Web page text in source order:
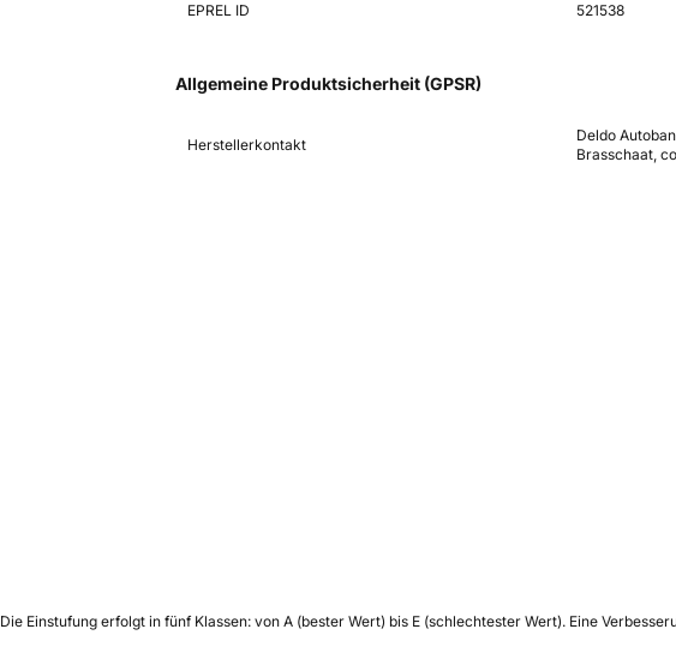
EPREL ID 521538
Allgemeine Produktsicherheit (GPSR)
Herstellerkontakt
Deldo
Brasschaat,
Die Einstufung erfolgt in fünf Klassen: von A (bester Wert) bis E (schlechtester Wert). Eine